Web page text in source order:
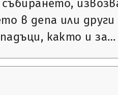
в депа или
както и за…